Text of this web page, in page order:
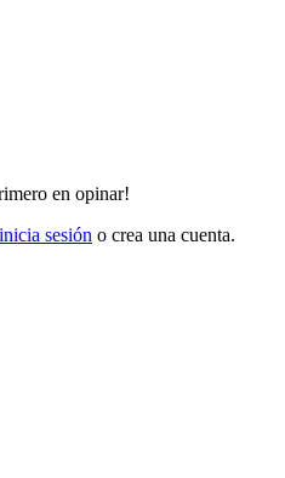
en opinar!
inicia sesión o crea una cuenta.